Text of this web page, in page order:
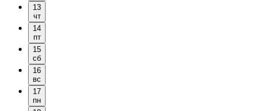
13
чт
14
пт
15
сб
16
вс
17
пн